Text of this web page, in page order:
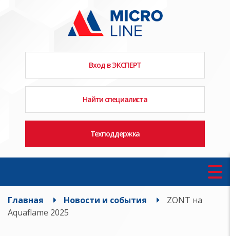
Вход в ЭКСПЕРТ
Найти специалиста
Техподдержка
Главная Новости и события
ZONT на
Aquaflame 2025